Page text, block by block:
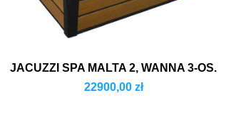
JACUZZI SPA MALTA 2, WANNA 3-OS.
22900,00 zł